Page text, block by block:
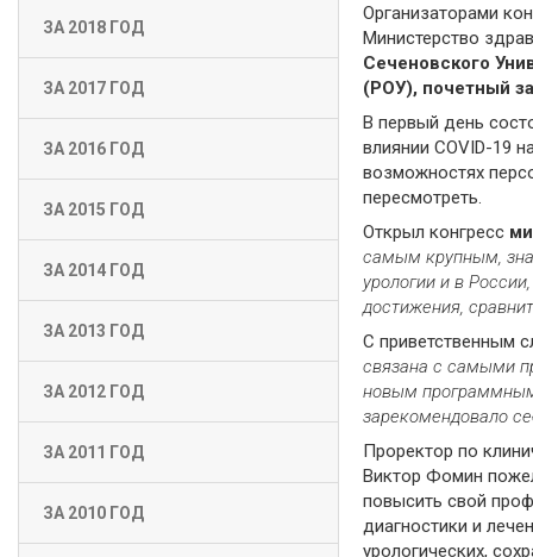
ЗА 2018 ГОД
ЗА 2017 ГОД
ЗА 2016 ГОД
ЗА 2015 ГОД
ЗА 2014 ГОД
ЗА 2013 ГОД
ЗА 2012 ГОД
ЗА 2011 ГОД
ЗА 2010 ГОД
Организаторами
Министерство
Сеченовского
(РОУ), почетный
В первый день
влиянии COVID-19
возможностях
пересмотреть.
Открыл конгресс
самым крупным,
урологии и в
достижения,
С приветственным
связана с самыми
новым программным
зарекомендовало
Проректор по
Виктор Фомин
повысить свой
диагностики и
урологических,